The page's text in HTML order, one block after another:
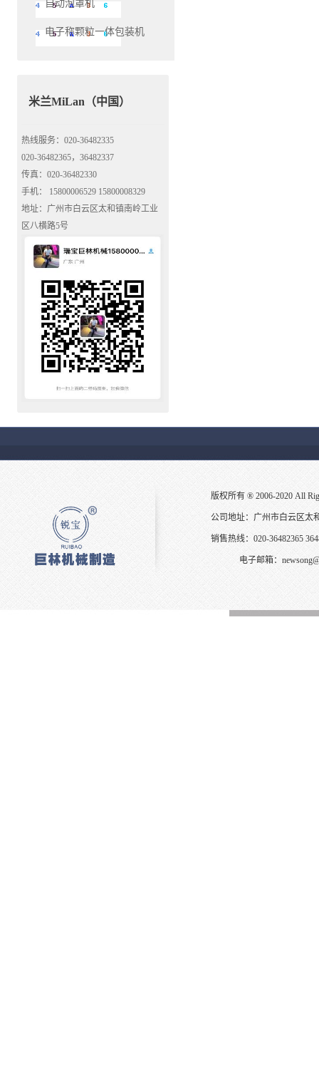
自动泡罩机
电子称颗粒一体包装机
米兰MiLan（中国）
热线服务：020-36482335
020-36482365，36482337
传真：020-36482330
手机： 15800006529 15800008329
地址：广州市白云区太和镇南岭工业
区八横路5号
版权所有 ® 2006-2020 All
公司地址：广州市白云区太
销售热线：020-36482365
电子邮箱：